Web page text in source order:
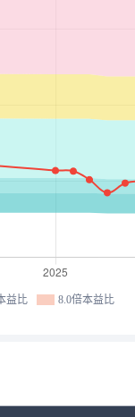
益比 8.0倍本益比